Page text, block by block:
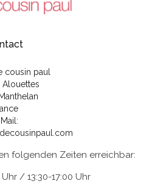
cousin paul
Alouettes
folgenden Zeiten erreichbar:
/ 13:30-17:00 Uhr